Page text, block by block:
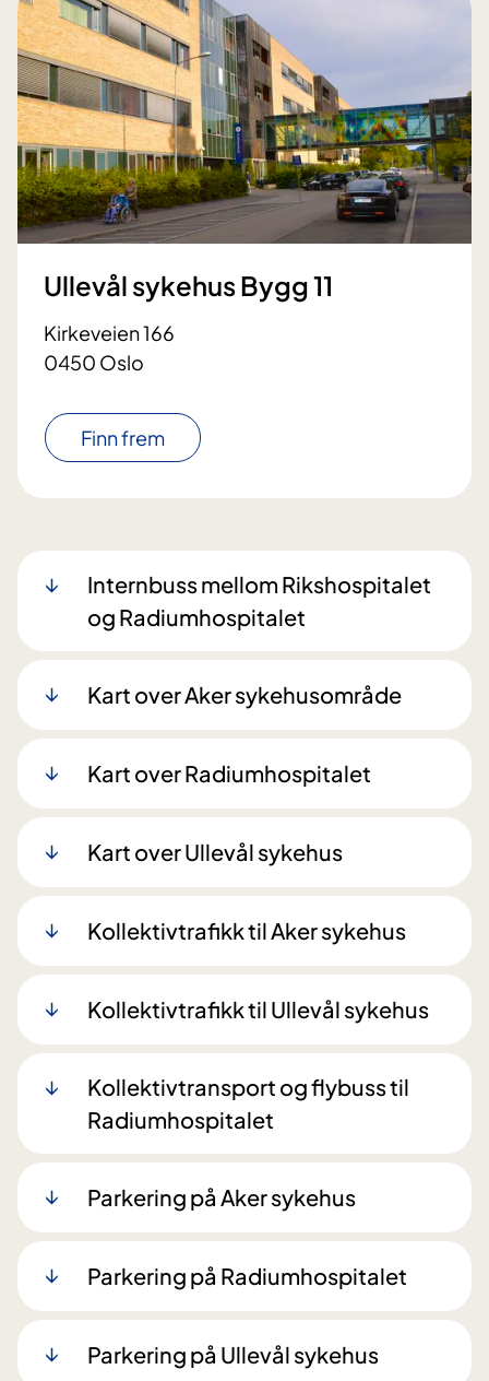
Ullevål sykehus Bygg 11
Kirkeveien 166
0450 Oslo
Finn frem
Internbuss mellom Rikshospitalet
og Radiumhospitalet
Kart over Aker sykehusområde
Kart over Radiumhospitalet
Kart over Ullevål sykehus
Kollektivtrafikk til Aker sykehus
Kollektivtrafikk til Ullevål sykehus
Kollektivtransport og flybuss til
Radiumhospitalet
Parkering på Aker sykehus
Parkering på Radiumhospitalet
Parkering på Ullevål sykehus